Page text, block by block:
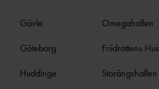
PROJEKTSTÖD IF
26/27
GÅNG
JUDGE
JUDGE
Gävle Omegahallen
Göteborg
Friidrottens Hus
Huddinge
Storängshallen